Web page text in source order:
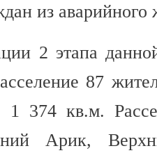
из
2 этапа
87
374 кв.м.
Арик,